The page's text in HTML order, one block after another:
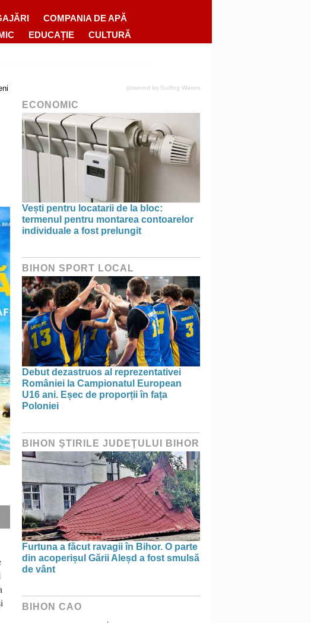
COMPANIA DE APĂ
EDUCAȚIE CULTURĂ
powered by Surfing Waves
ECONOMIC
Vești pentru locatarii de la bloc:
termenul pentru montarea contoarelor
individuale a fost prelungit
BIHON SPORT LOCAL
Debut dezastruos al reprezentativei
României la Campionatul European
U16 ani. Eșec de proporții în fața
Poloniei
BIHON ŞTIRILE JUDEŢULUI BIHOR
Furtuna a făcut ravagii în Bihor. O parte
din acoperișul Gării Aleșd a fost smulsă
de vânt
BIHON CAO